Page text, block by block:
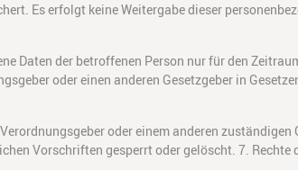
Es erfolgt keine Weitergabe dieser
Daten der betroffenen Person nur für den
oder einen anderen Gesetzgeber in
oder einem anderen zuständigen
Vorschriften gesperrt oder gelöscht. 7. Rechte